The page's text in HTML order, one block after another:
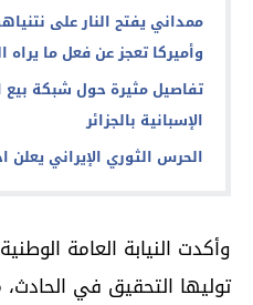
ممداني يفتح النار على
وأميركا تعجز عن فعل ما يراه
تفاصيل مثيرة حول شبكة بيع
الإسبانية بالجزائر
الحرس الثوري الإيراني يعلن
توليها التحقيق في